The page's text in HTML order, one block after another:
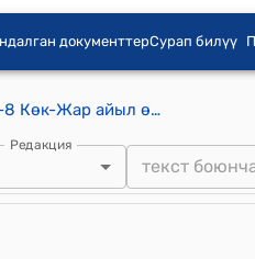
документтерСурап билүү
Көк-Жар айылдык кеңешинин 2025-жылдын 13-октябры №11-8 Көк-Жар айыл өкмөтүнүн 2025-жылдын 10-октябрындагы № 334 сандуу катын кароо жөнүндө токтом
Редакция